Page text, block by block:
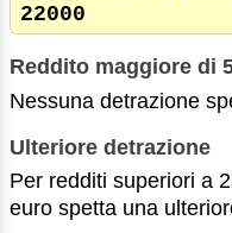
22000
Reddito maggiore di
Nessuna detrazione
Ulteriore detrazione
Per redditi superiori a
euro spetta una